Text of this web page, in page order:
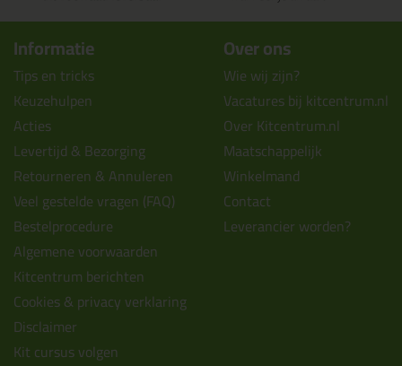
Informatie
Tips en tricks
Keuzehulpen
Acties
Levertijd & Bezorging
Retourneren & Annuleren
Veel gestelde vragen (FAQ)
Bestelprocedure
Algemene voorwaarden
Kitcentrum berichten
Cookies & privacy verklaring
Disclaimer
Kit cursus volgen
Over ons
Wie wij zijn?
Vacatures bij kitcentrum.nl
Over Kitcentrum.nl
Maatschappelijk
Winkelmand
Contact
Leverancier worden?